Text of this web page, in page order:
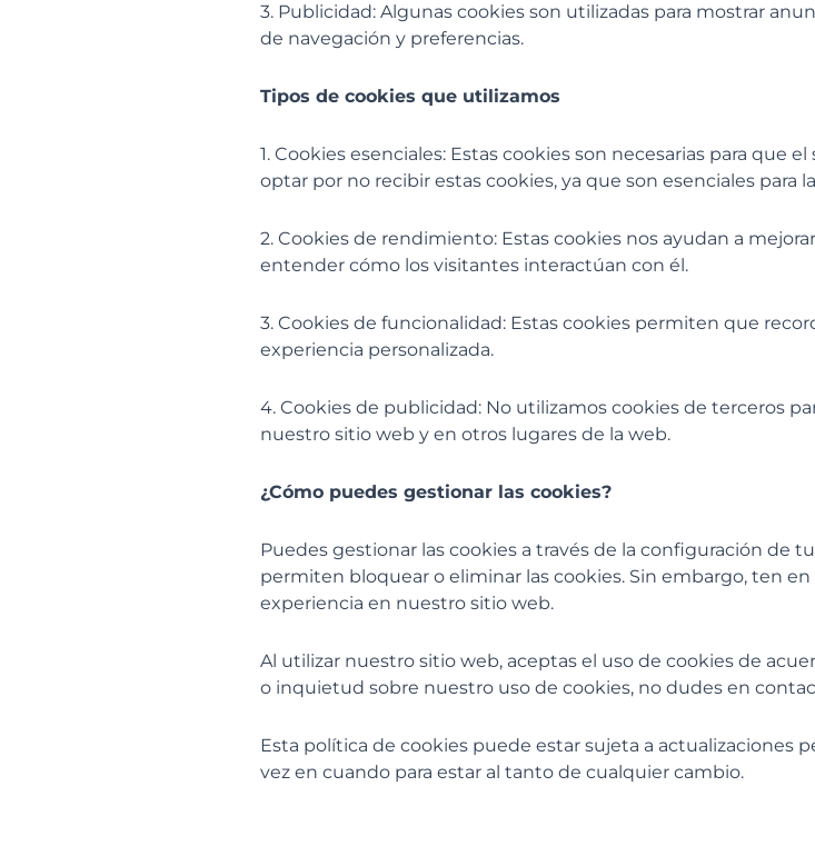
3. Publicidad: Algunas cookies son utilizadas para mostrar
de navegación y preferencias.
Tipos de cookies que utilizamos
1. Cookies esenciales: Estas cookies son necesarias para
optar por no recibir estas cookies, ya que son esenciales para
2. Cookies de rendimiento: Estas cookies nos ayudan a
entender cómo los visitantes interactúan con él.
3. Cookies de funcionalidad: Estas cookies permiten que
experiencia personalizada.
4. Cookies de publicidad: No utilizamos cookies de terceros
nuestro sitio web y en otros lugares de la web.
¿Cómo puedes gestionar las cookies?
Puedes gestionar las cookies a través de la configuración de
permiten bloquear o eliminar las cookies. Sin embargo, ten
experiencia en nuestro sitio web.
Al utilizar nuestro sitio web, aceptas el uso de cookies de
o inquietud sobre nuestro uso de cookies, no dudes en
Esta política de cookies puede estar sujeta a actualizaciones
vez en cuando para estar al tanto de cualquier cambio.